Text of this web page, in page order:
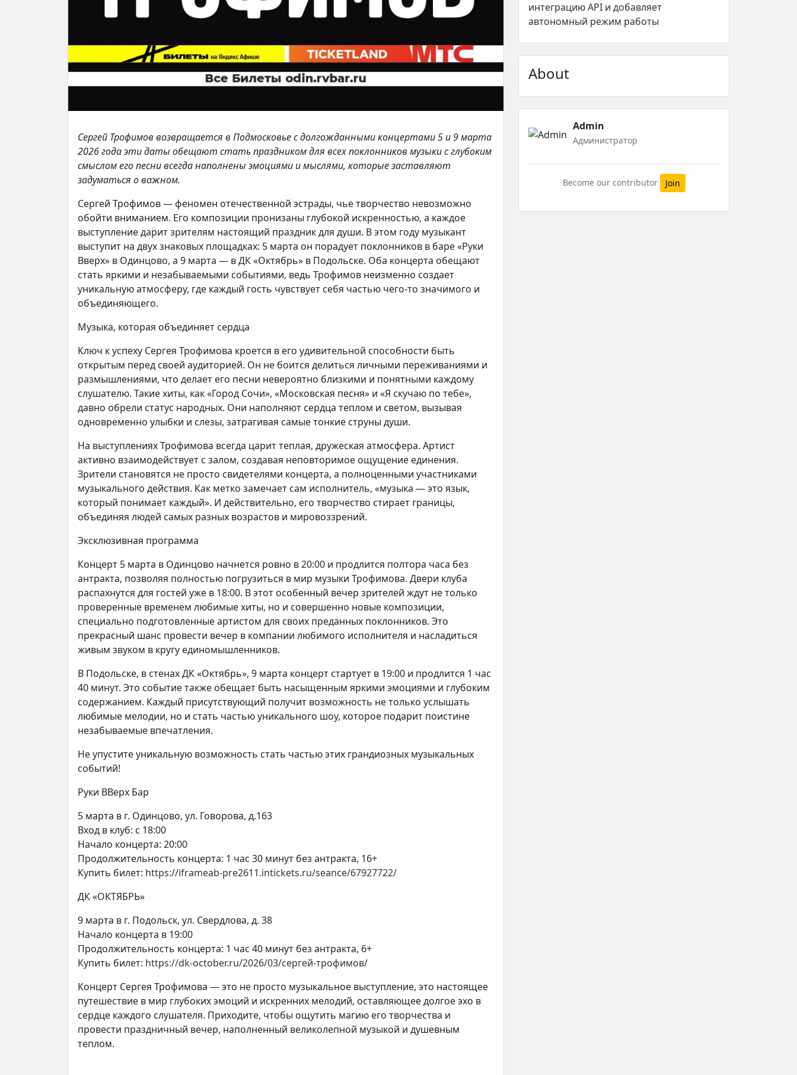
Сергей Трофимов возвращается в Подмосковье с долгожданными концертами 5 и 9 марта
2026 года эти даты обещают стать праздником для всех поклонников музыки с глубоким
смыслом его песни всегда наполнены эмоциями и мыслями, которые заставляют
задуматься о важном.
Сергей Трофимов — феномен отечественной эстрады, чье творчество невозможно
обойти вниманием. Его композиции пронизаны глубокой искренностью, а каждое
выступление дарит зрителям настоящий праздник для души. В этом году музыкант
выступит на двух знаковых площадках: 5 марта он порадует поклонников в баре «Руки
Вверх» в Одинцово, а 9 марта — в ДК «Октябрь» в Подольске. Оба концерта обещают
стать яркими и незабываемыми событиями, ведь Трофимов неизменно создает
уникальную атмосферу, где каждый гость чувствует себя частью чего-то значимого и
объединяющего.
Музыка, которая объединяет сердца
Ключ к успеху Сергея Трофимова кроется в его удивительной способности быть
открытым перед своей аудиторией. Он не боится делиться личными переживаниями и
размышлениями, что делает его песни невероятно близкими и понятными каждому
слушателю. Такие хиты, как «Город Сочи», «Московская песня» и «Я скучаю по тебе»,
давно обрели статус народных. Они наполняют сердца теплом и светом, вызывая
одновременно улыбки и слезы, затрагивая самые тонкие струны души.
На выступлениях Трофимова всегда царит теплая, дружеская атмосфера. Артист
активно взаимодействует с залом, создавая неповторимое ощущение единения.
Зрители становятся не просто свидетелями концерта, а полноценными участниками
музыкального действия. Как метко замечает сам исполнитель, «музыка — это язык,
который понимает каждый». И действительно, его творчество стирает границы,
объединяя людей самых разных возрастов и мировоззрений.
Эксклюзивная программа
Концерт 5 марта в Одинцово начнется ровно в 20:00 и продлится полтора часа без
антракта, позволяя полностью погрузиться в мир музыки Трофимова. Двери клуба
распахнутся для гостей уже в 18:00. В этот особенный вечер зрителей ждут не только
проверенные временем любимые хиты, но и совершенно новые композиции,
специально подготовленные артистом для своих преданных поклонников. Это
прекрасный шанс провести вечер в компании любимого исполнителя и насладиться
живым звуком в кругу единомышленников.
В Подольске, в стенах ДК «Октябрь», 9 марта концерт стартует в 19:00 и продлится 1 час
40 минут. Это событие также обещает быть насыщенным яркими эмоциями и глубоким
содержанием. Каждый присутствующий получит возможность не только услышать
любимые мелодии, но и стать частью уникального шоу, которое подарит поистине
незабываемые впечатления.
Не упустите уникальную возможность стать частью этих грандиозных музыкальных
событий!
Руки ВВерх Бар
5 марта в г. Одинцово, ул. Говорова, д.163
Вход в клуб: с 18:00
Начало концерта: 20:00
Продолжительность концерта: 1 час 30 минут без антракта, 16+
Купить билет: https://iframeab-pre2611.intickets.ru/seance/67927722/
ДК «ОКТЯБРЬ»
9 марта в г. Подольск, ул. Свердлова, д. 38
Начало концерта в 19:00
Продолжительность концерта: 1 час 40 минут без антракта, 6+
Купить билет: https://dk-october.ru/2026/03/сергей-трофимов/
Концерт Сергея Трофимова — это не просто музыкальное выступление, это настоящее
путешествие в мир глубоких эмоций и искренних мелодий, оставляющее долгое эхо в
сердце каждого слушателя. Приходите, чтобы ощутить магию его творчества и
провести праздничный вечер, наполненный великолепной музыкой и душевным
теплом.
интеграцию API и добавляет
автономный режим работы
About
Admin
Администратор
Become our contributor Join